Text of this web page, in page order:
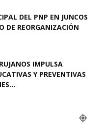
DEL PNP EN JUNCOS
DE REORGANIZACIÓN
IMPULSA
Y PREVENTIVAS